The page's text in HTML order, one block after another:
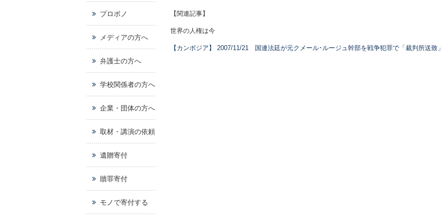
【関連記事】
世界の人権は今
【カンボジア】 2007/11/21 国連法廷が元クメール･ルージュ幹部を戦争犯罪で「裁判所送致
プロボノ
メディアの方へ
弁護士の方へ
学校関係者の方へ
企業・団体の方へ
取材・講演の依頼
遺贈寄付
贖罪寄付
モノで寄付する